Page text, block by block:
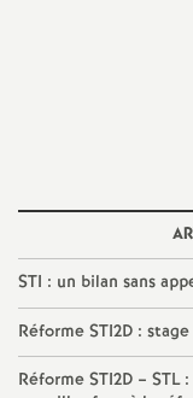
STI : un bilan sans
Réforme STI2D :
Réforme STI2D –